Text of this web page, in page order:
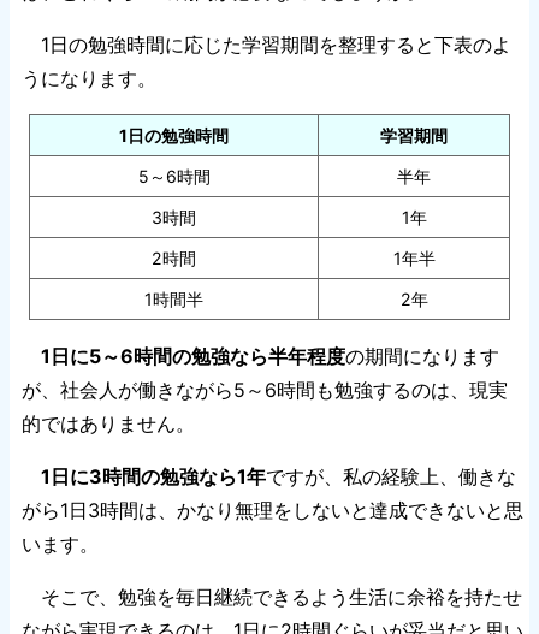
1日の勉強時間に応じた学習期間を整理すると下表のよ
うになります。
1日の勉強時間
学習期間
5～6時間
半年
3時間
1年
2時間
1年半
1時間半
2年
1日に5～6時間の勉強なら半年程度の期間になります
が、社会人が働きながら5～6時間も勉強するのは、現実
的ではありません。
1日に3時間の勉強なら1年ですが、私の経験上、働きな
がら1日3時間は、かなり無理をしないと達成できないと思
います。
そこで、勉強を毎日継続できるよう生活に余裕を持たせ